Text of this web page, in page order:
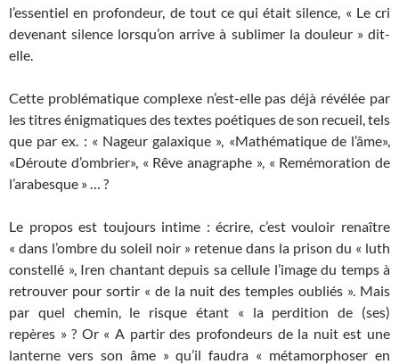
l’essentiel en profondeur, de tout ce qui était silence, « Le cri
devenant silence lorsqu’on arrive à sublimer la douleur » dit-
elle.
Cette problématique complexe n’est-elle pas déjà révélée par
les titres énigmatiques des textes poétiques de son recueil, tels
que par ex. : « Nageur galaxique », «Mathématique de l’âme»,
«Déroute d’ombrier», « Rêve ana­graphe », « Remémoration de
l’arabesque » … ?
Le propos est toujours intime : écrire, c’est vouloir renaître
« dans l’ombre du soleil noir » retenue dans la prison du « luth
constellé », Iren chantant depuis sa cellule l’image du temps à
retrouver pour sortir « de la nuit des temples oubliés ». Mais
par quel chemin, le risque étant « la perdition de (ses)
repères » ? Or « A partir des profondeurs de la nuit est une
lanterne vers son âme » qu’il faudra « métamorphoser en